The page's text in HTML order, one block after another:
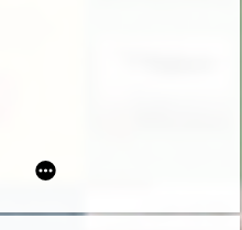
poświęcony historii i krytyce